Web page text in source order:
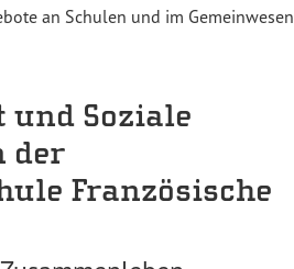
an Schulen und im Gemeinwesen
Soziale
der
Französische